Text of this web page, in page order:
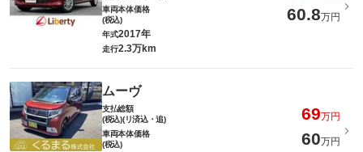
車両本体価格
(税込)
60.8万円
年式2017年
走行2.3万km
ムーヴ
支払総額
(税込)(リ済込・追)
69万円
車両本体価格
(税込)
60万円